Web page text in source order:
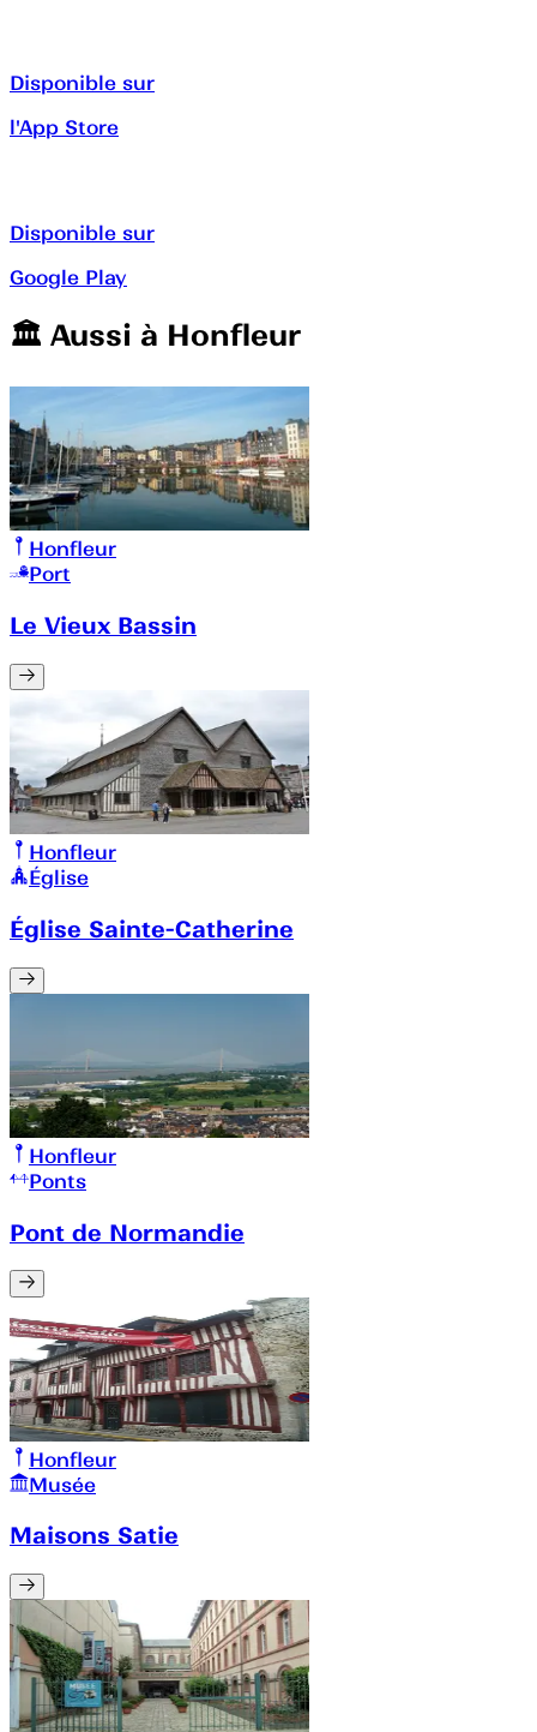
Disponible sur
l'App Store
Disponible sur
Google Play
🏛️️ Aussi à Honfleur
Honfleur
Port
Le Vieux Bassin
Honfleur
Église
Église Sainte-Catherine
Honfleur
Ponts
Pont de Normandie
Honfleur
Musée
Maisons Satie